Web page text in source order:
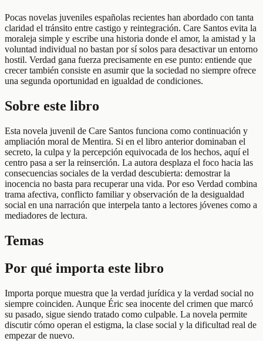
Pocas novelas juveniles españolas recientes han abordado con tanta
claridad el tránsito entre castigo y reintegración. Care Santos evita la
moraleja simple y escribe una historia donde el amor, la amistad y la
voluntad individual no bastan por sí solos para desactivar un entorno
hostil. Verdad gana fuerza precisamente en ese punto: entiende que
crecer también consiste en asumir que la sociedad no siempre ofrece
una segunda oportunidad en igualdad de condiciones.
Sobre este libro
Esta novela juvenil de Care Santos funciona como continuación y
ampliación moral de Mentira. Si en el libro anterior dominaban el
secreto, la culpa y la percepción equivocada de los hechos, aquí el
centro pasa a ser la reinserción. La autora desplaza el foco hacia las
consecuencias sociales de la verdad descubierta: demostrar la
inocencia no basta para recuperar una vida. Por eso Verdad combina
trama afectiva, conflicto familiar y observación de la desigualdad
social en una narración que interpela tanto a lectores jóvenes como a
mediadores de lectura.
Temas
Por qué importa este libro
Importa porque muestra que la verdad jurídica y la verdad social no
siempre coinciden. Aunque Éric sea inocente del crimen que marcó
su pasado, sigue siendo tratado como culpable. La novela permite
discutir cómo operan el estigma, la clase social y la dificultad real de
empezar de nuevo.